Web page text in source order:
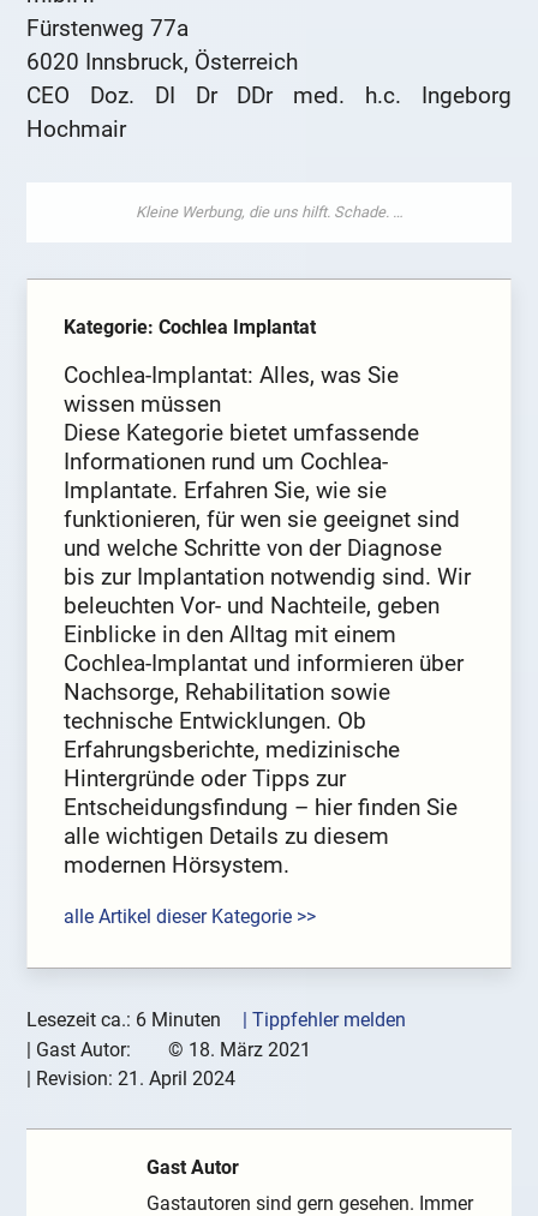
Fürstenweg 77a
6020 Innsbruck, Österreich
CEO Doz. DI Dr DDr med. h.c. Ingeborg
Hochmair
Kategorie: Cochlea Implantat
Cochlea-Implantat: Alles, was Sie
wissen müssen
Diese Kategorie bietet umfassende
Informationen rund um Cochlea-
Implantate. Erfahren Sie, wie sie
funktionieren, für wen sie geeignet sind
und welche Schritte von der Diagnose
bis zur Implantation notwendig sind. Wir
beleuchten Vor- und Nachteile, geben
Einblicke in den Alltag mit einem
Cochlea-Implantat und informieren über
Nachsorge, Rehabilitation sowie
technische Entwicklungen. Ob
Erfahrungsberichte, medizinische
Hintergründe oder Tipps zur
Entscheidungsfindung – hier finden Sie
alle wichtigen Details zu diesem
modernen Hörsystem.
alle Artikel dieser Kategorie >>
Lesezeit ca.: 6 Minuten
| Tippfehler melden
| Gast Autor: © 18. März 2021
| Revision:21. April 2024
Gast Autor
Gastautoren sind gern gesehen. Immer